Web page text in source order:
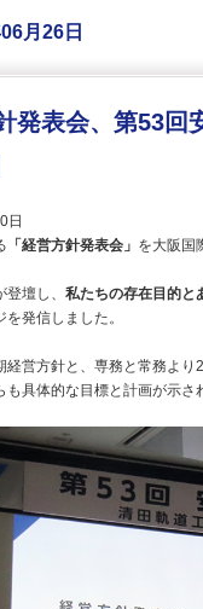
月26日
発表会、第53回
日
「経営方針発表会」 を大阪国
壇し、 私たちの存在目的と
発信しました。
経営方針と、専務と常務より
も具体的な目標と計画が示さ